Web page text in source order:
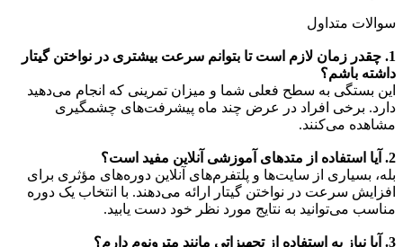
سوالات متداول
1. چقدر زمان لازم است تا بتوانم سرعت بیشتری در نواختن گیتار
داشته باشم؟
این بستگی به سطح فعلی شما و میزان تمرینی که انجام می‌دهید
دارد. برخی افراد در عرض چند ماه پیشرفت‌های چشمگیری
مشاهده می‌کنند.
2. آیا استفاده از متدهای آموزشی آنلاین مفید است؟
بله، بسیاری از سایت‌ها و پلتفرم‌های آنلاین دوره‌های مؤثری برای
افزایش سرعت در نواختن گیتار ارائه می‌دهند. با انتخاب یک دوره
مناسب می‌توانید به نتایج مورد نظر خود دست یابید.
3. آیا نیاز به استفاده از تجهیزاتی مانند مترونوم دارم؟